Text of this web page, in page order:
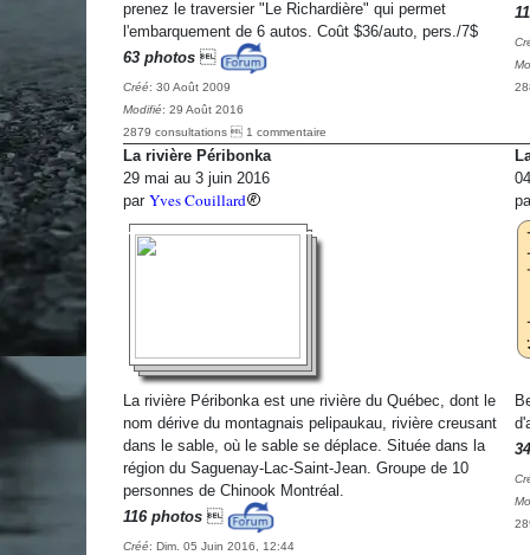
prenez le traversier "Le Richardière" qui permet
l'embarquement de 6 autos. Coût $36/auto, pers./7$
63 photos
Créé: 30 Août 2009
Modifié: 29 Août 2016
2879 consultations  1 commentaire
La rivière Péribonka
29 mai au 3 juin 2016
par Yves Couillard
La rivière Péribonka est une rivière du Québec, dont le
nom dérive du montagnais pelipaukau, rivière creusant
dans le sable, où le sable se déplace. Située dans la
région du Saguenay-Lac-Saint-Jean. Groupe de 10
personnes de Chinook Montréal.
116 photos
Créé: Dim. 05 Juin 2016, 12:44